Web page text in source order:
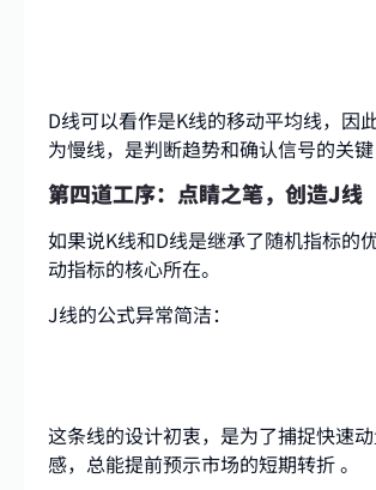
D线可以看作是K线的移动平均线，因
为慢线，是判断趋势和确认信号的关键
第四道工序：点睛之笔，创造J线
如果说K线和D线是继承了随机指标的
动指标的核心所在。
J线的公式异常简洁：
这条线的设计初衷，是为了捕捉快速
感，总能提前预示市场的短期转折 。